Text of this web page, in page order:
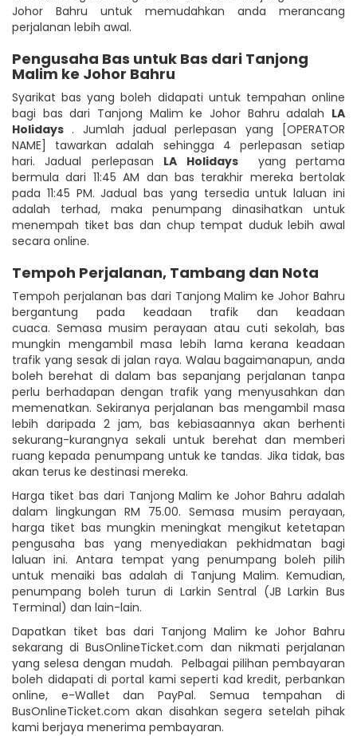
Johor Bahru untuk memudahkan anda merancang
perjalanan lebih awal.
Pengusaha Bas untuk Bas dari Tanjong
Malim ke Johor Bahru
Syarikat bas yang boleh didapati untuk tempahan online
bagi bas dari Tanjong Malim ke Johor Bahru adalah LA
Holidays . Jumlah jadual perlepasan yang [OPERATOR
NAME] tawarkan adalah sehingga 4 perlepasan setiap
hari. Jadual perlepasan LA Holidaysyang pertama
bermula dari 11:45 AM dan bas terakhir mereka bertolak
pada 11:45 PM. Jadual bas yang tersedia untuk laluan ini
adalah terhad, maka penumpang dinasihatkan untuk
menempah tiket bas dan chup tempat duduk lebih awal
secara online.
Tempoh Perjalanan, Tambang dan Nota
Tempoh perjalanan bas dari Tanjong Malim ke Johor Bahru
bergantung pada keadaan trafik dan keadaan
cuaca. Semasa musim perayaan atau cuti sekolah, bas
mungkin mengambil masa lebih lama kerana keadaan
trafik yang sesak di jalan raya. Walau bagaimanapun, anda
boleh berehat di dalam bas sepanjang perjalanan tanpa
perlu berhadapan dengan trafik yang menyusahkan dan
memenatkan. Sekiranya perjalanan bas mengambil masa
lebih daripada 2 jam, bas kebiasaannya akan berhenti
sekurang-kurangnya sekali untuk berehat dan memberi
ruang kepada penumpang untuk ke tandas. Jika tidak, bas
akan terus ke destinasi mereka.
Harga tiket bas dari Tanjong Malim ke Johor Bahru adalah
dalam lingkungan RM 75.00. Semasa musim perayaan,
harga tiket bas mungkin meningkat mengikut ketetapan
pengusaha bas yang menyediakan pekhidmatan bagi
laluan ini. Antara tempat yang penumpang boleh pilih
untuk menaiki bas adalah di Tanjung Malim. Kemudian,
penumpang boleh turun di Larkin Sentral (JB Larkin Bus
Terminal) dan lain-lain.
Dapatkan tiket bas dari Tanjong Malim ke Johor Bahru
sekarang di BusOnlineTicket.com dan nikmati perjalanan
yang selesa dengan mudah. Pelbagai pilihan pembayaran
boleh didapati di portal kami seperti kad kredit, perbankan
online, e-Wallet dan PayPal. Semua tempahan di
BusOnlineTicket.com akan disahkan segera setelah pihak
kami berjaya menerima pembayaran.